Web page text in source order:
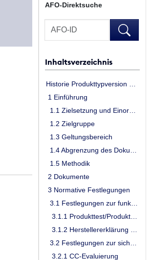
AFO-Direktsuche
AFO-
Inhaltsverzeichnis
1 Einführung
1.2 Zielgruppe
1.3 Geltungsbereich
1.5 Methodik
2 Dokumente
3 Normative Festlegungen
3.2.1 CC-Evaluierung